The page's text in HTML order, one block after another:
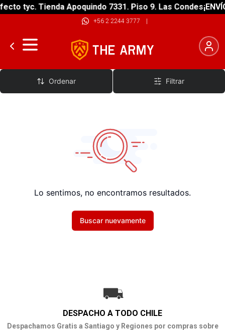
tyc. Tienda Apoquindo 7331. Piso 9. Las Condes
+56 2 2244 3777 |
Smartwatch
Ordenar Filtrar
Lo sentimos, no encontramos resultados.
Buscar nuevamente
DESPACHO A TODO CHILE
Despachamos Gratis a Santiago y Regiones por compras sobre